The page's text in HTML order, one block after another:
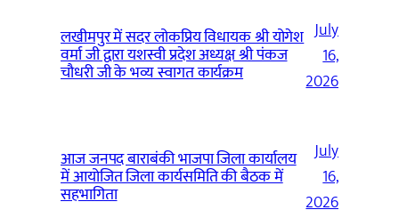
लखीमपुर में सदर लोकप्रिय विधायक श्री योगेश
वर्मा जी द्वारा यशस्वी प्रदेश अध्यक्ष श्री पंकज
चौधरी जी के भव्य स्वागत कार्यक्रम
July
16,
2026
आज जनपद बाराबंकी भाजपा जिला कार्यालय
में आयोजित जिला कार्यसमिति की बैठक में
सहभागिता
July
16,
2026